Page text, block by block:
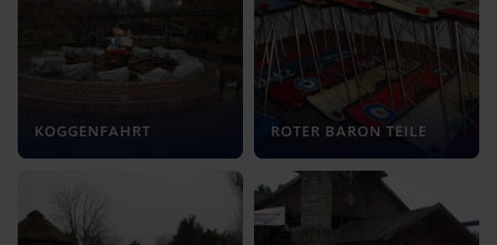
KOGGENFAHRT ROTER BARON TEILE